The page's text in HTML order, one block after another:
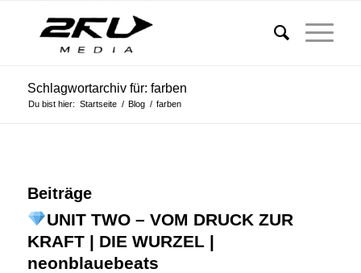
Schlagwortarchiv für: farben
Du bist hier: Startseite / Blog / farben
Beiträge
UNIT TWO – VOM DRUCK ZUR
KRAFT | DIE WURZEL |
neonblauebeats